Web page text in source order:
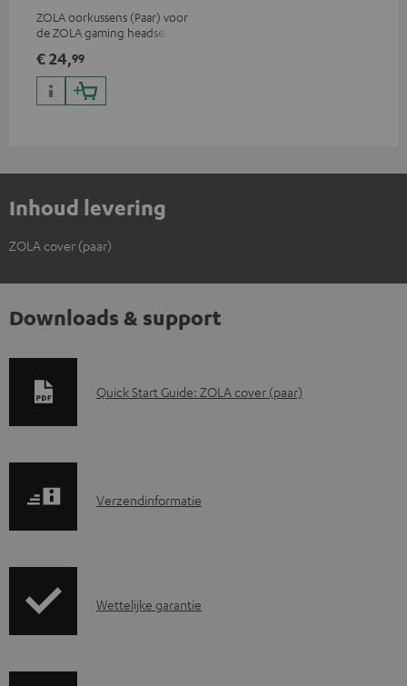
ZOLA oorkussens (Paar) voor
de ZOLA gaming headset
€ 24,99
Inhoud levering
ZOLA cover (paar)
Downloads & support
D
l
d
Quick Start Guide: ZOLA cover (paar)
V
e
Verzendinformatie
G
Wettelijke garantie